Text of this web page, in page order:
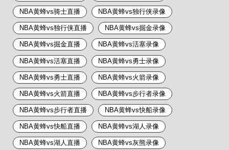
NBA黄蜂vs骑士直播 NBA黄蜂vs独行侠录像
NBA黄蜂vs独行侠直播 NBA黄蜂vs掘金录像
NBA黄蜂vs掘金直播 NBA黄蜂vs活塞录像
NBA黄蜂vs活塞直播 NBA黄蜂vs勇士录像
NBA黄蜂vs勇士直播 NBA黄蜂vs火箭录像
NBA黄蜂vs火箭直播 NBA黄蜂vs步行者录像
NBA黄蜂vs步行者直播 NBA黄蜂vs快船录像
NBA黄蜂vs快船直播 NBA黄蜂vs湖人录像
NBA黄蜂vs湖人直播 NBA黄蜂vs灰熊录像